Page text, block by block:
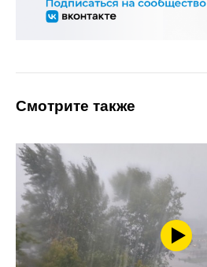
Смотрите также